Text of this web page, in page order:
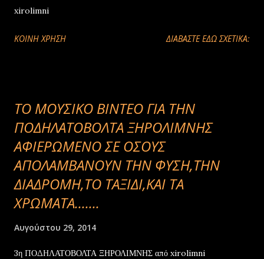
xirolimni
ΚΟΙΝΉ ΧΡΉΣΗ ΔΙΑΒΑΣΤΕ ΕΔΩ ΣΧΕΤΙΚΑ:
ΤΟ ΜΟΥΣΙΚΟ ΒΙΝΤΕΟ ΓΙΑ ΤΗΝ
ΠΟΔΗΛΑΤΟΒΟΛΤΑ ΞΗΡΟΛΙΜΝΗΣ
ΑΦΙΕΡΩΜΕΝΟ ΣΕ ΟΣΟΥΣ
ΑΠΟΛΑΜΒΑΝΟΥΝ ΤΗΝ ΦΥΣΗ,ΤΗΝ
ΔΙΑΔΡΟΜΗ,ΤΟ ΤΑΞΙΔΙ,ΚΑΙ ΤΑ
ΧΡΩΜΑΤΑ.......
Αυγούστου 29, 2014
3η ΠΟΔΗΛΑΤΟΒΟΛΤΑ ΞΗΡΟΛΙΜΝΗΣ από xirolimni